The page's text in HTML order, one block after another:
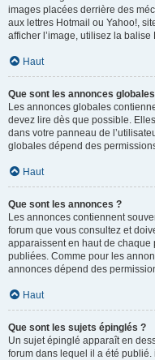
images placées derrière des
aux lettres Hotmail ou Yahoo!,
afficher l’image, utilisez la balise
Haut
Que sont les annonces
Les annonces globales
devez lire dès que possible.
dans votre panneau de
globales dépend des
Haut
Que sont les annonces ?
Les annonces contiennent
forum que vous consultez et
apparaissent en haut de
publiées. Comme pour les
annonces dépend des
Haut
Que sont les sujets épinglés ?
Un sujet épinglé apparaît en
forum dans lequel il a été